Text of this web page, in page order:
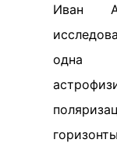
Иван
одна